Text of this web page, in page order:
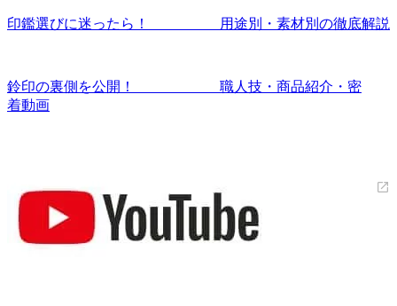
印鑑選びに迷ったら！ 用途別・素材別の徹底解説
鈴印の裏側を公開！ 職人技・商品紹介・密
着動画